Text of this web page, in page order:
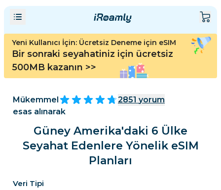
Yeni Kullanıcı İçin: Ücretsiz Deneme için eSIM
Bir sonraki seyahatiniz için ücretsiz
500MB kazanın >>
Mükemmel 2851 yorum
esas alınarak
Güney Amerika'daki 6 Ülke
Seyahat Edenlere Yönelik eSIM
Planları
Veri Tipi